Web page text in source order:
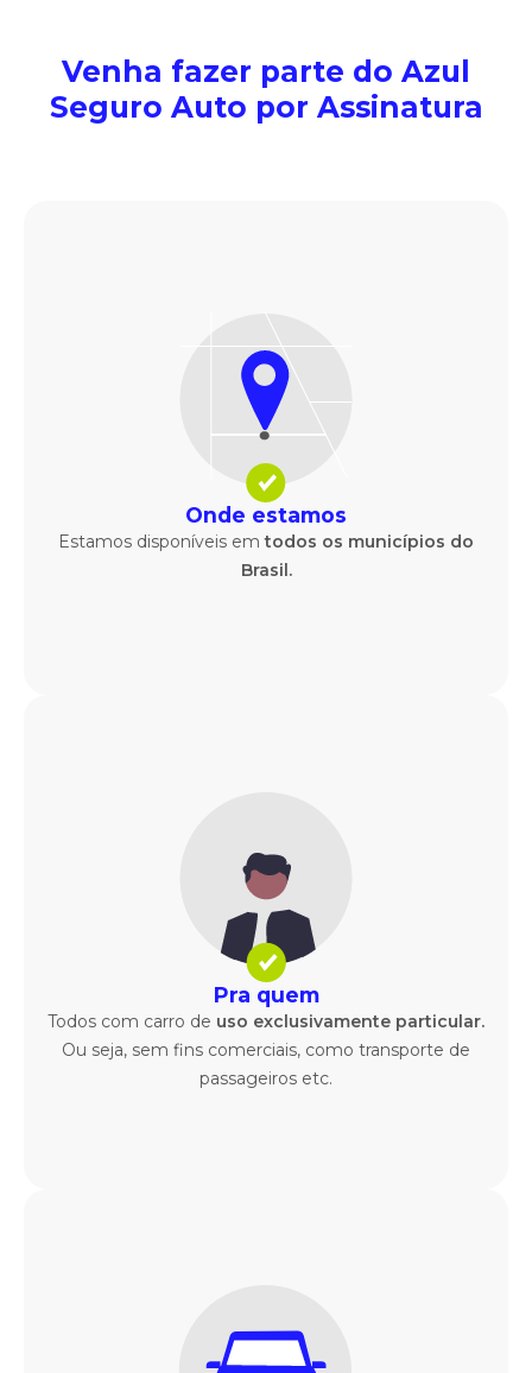
Venha fazer parte do Azul
Seguro Auto por Assinatura
Onde estamos
Estamos disponíveis em todos os municípios do
Brasil.
Pra quem
Todos com carro de uso exclusivamente particular.
Ou seja, sem fins comerciais, como transporte de
passageiros etc.